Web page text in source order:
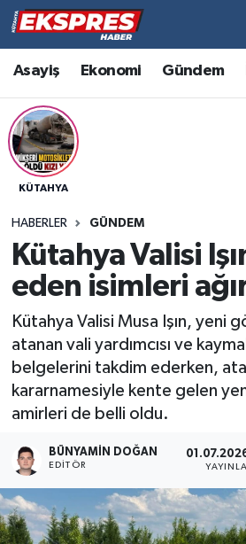
Asayiş Ekonomi Gündem
KÜTAHYA
HABERLER GÜNDEM
Kütahya Valisi
eden isimleri
Kütahya Valisi Musa Işın, yeni
atanan vali yardımcısı ve
belgelerini takdim ederken,
kararnamesiyle kente gelen
amirleri de belli oldu.
BÜNYAMIN DOĞAN
EDITÖR
Altıntaş
Asayiş
Aslanapa
Bölge
Çavdarhisar
Domaniç
Dumlupınar
Ekonomi
Hava Durumu
Trafik Durumu
Süper Lig Puan Durumu ve
Son Dakika Haberleri
Haber Arşivi